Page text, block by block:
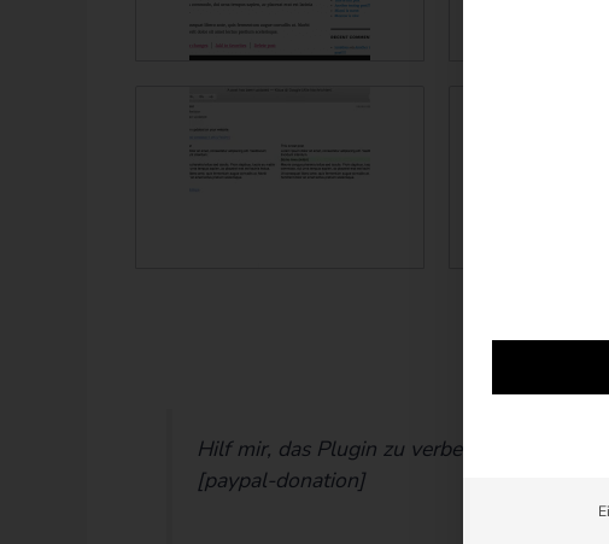
Hilf mir, das Plugin zu verbessern, und
[paypal-donation]